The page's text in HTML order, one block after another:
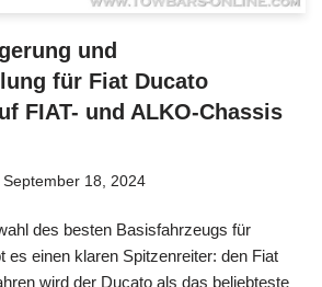
und
für Fiat Ducato
FIAT- und ALKO-Chassis
September 18, 2024
des besten Basisfahrzeugs für
es einen klaren Spitzenreiter: den Fiat
wird der Ducato als das beliebteste